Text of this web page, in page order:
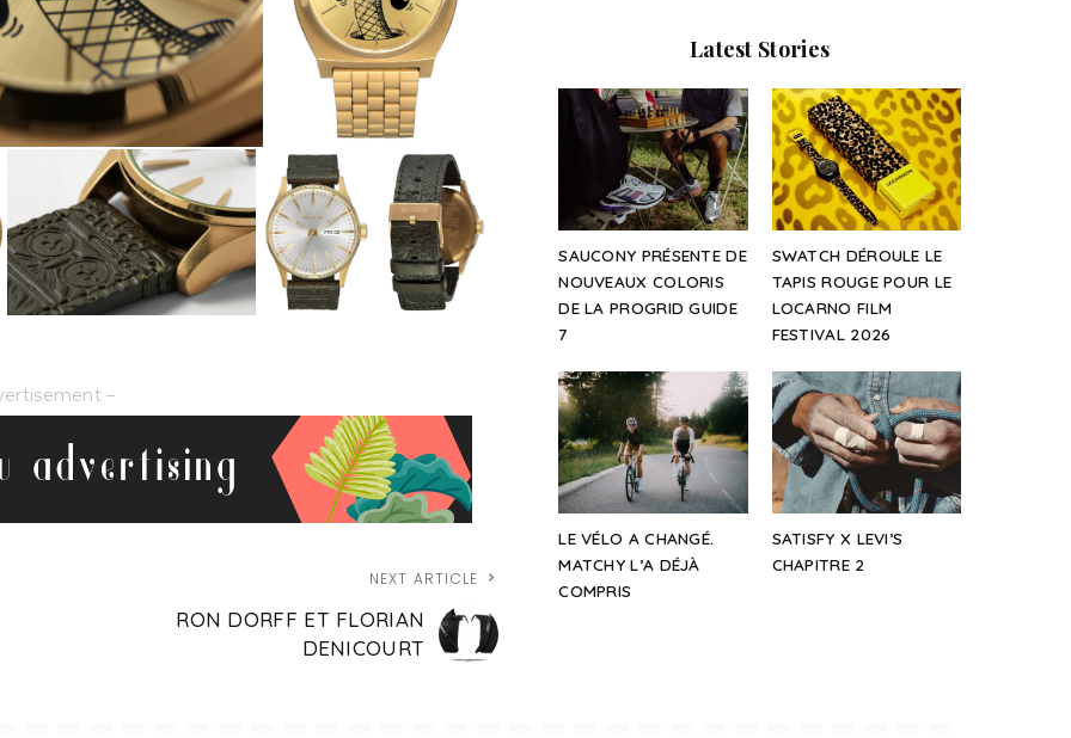
–
NEXT ARTICLE
RON DORFF ET FLORIAN
DENICOURT
Latest Stories
SAUCONY PRÉSENTE DE
NOUVEAUX COLORIS
DE LA PROGRID GUIDE
7
SWATCH DÉROULE LE
TAPIS ROUGE POUR LE
LOCARNO FILM
FESTIVAL 2026
LE VÉLO A CHANGÉ.
MATCHY L’A DÉJÀ
COMPRIS
SATISFY X LEVI’S
CHAPITRE 2